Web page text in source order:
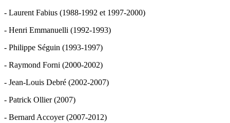
- Laurent Fabius (1988-1992 et 1997-2000)
- Henri Emmanuelli (1992-1993)
- Philippe Séguin (1993-1997)
- Raymond Forni (2000-2002)
- Jean-Louis Debré (2002-2007)
- Patrick Ollier (2007)
- Bernard Accoyer (2007-2012)